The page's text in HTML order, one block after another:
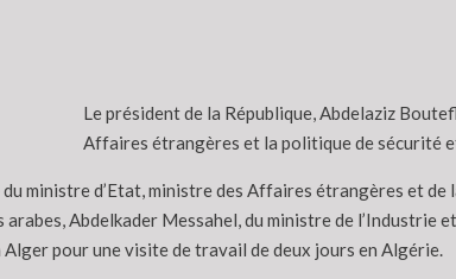
Le président de la République, Abdelaziz
Affaires étrangères et la politique de sécurité
du ministre d’Etat, ministre des Affaires étrangères et
Abdelkader Messahel, du ministre de l’Industrie
pour une visite de travail de deux jours en Algérie.